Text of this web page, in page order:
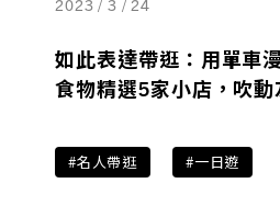
2023 / 3 / 24
如此表達帶逛：用單車
食物精選5家小店，吹
#名人帶逛 #一日遊